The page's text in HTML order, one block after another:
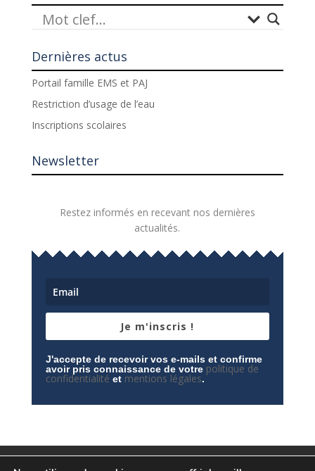
Dernières actus
Portail famille EMS et PAJ
Restriction d’usage de l’eau
Inscriptions scolaires
Newsletter
Restez informés en recevant nos dernières
actualités.
Je m'inscris !
J'accepte de recevoir vos e-mails et confirme
avoir pris connaissance de votre politique de
confidentialité et mentions légales.